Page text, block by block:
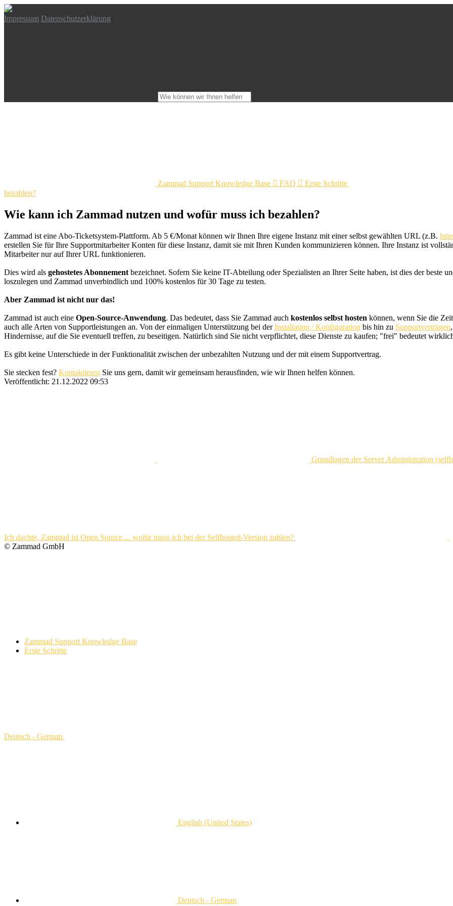
Impressum Datenschutzerklärung
Zammad Support Knowledge Base  FAQ  Erste Schritte
bezahlen?
Wie kann ich Zammad nutzen und wofür muss ich bezahlen?
Zammad ist eine Abo-Ticketsystem-Plattform. Ab 5 €/Monat können wir Ihnen Ihre eigene Instanz mit einer selbst gewählten URL (z.B.
erstellen Sie für Ihre Supportmitarbeiter Konten für diese Instanz, damit sie mit Ihren Kunden kommunizieren können. Ihre Instanz ist
Mitarbeiter nur auf Ihrer URL funktionieren.
Dies wird als gehostetes Abonnement bezeichnet. Sofern Sie keine IT-Abteilung oder Spezialisten an Ihrer Seite haben, ist dies der beste
loszulegen und Zammad unverbindlich und 100% kostenlos für 30 Tage zu testen.
Aber Zammad ist nicht nur das!
Zammad ist auch eine Open-Source-Anwendung. Das bedeutet, dass Sie Zammad auch kostenlos selbst hosten können, wenn Sie die
auch alle Arten von Supportleistungen an. Von der einmaligen Unterstützung bei derInstallation / Konfiguration bis hin zu Supportverträgen
Hindernisse, auf die Sie eventuell treffen, zu beseitigen. Natürlich sind Sie nicht verpflichtet, diese Dienste zu kaufen; "frei" bedeutet
Es gibt keine Unterschiede in der Funktionalität zwischen der unbezahlten Nutzung und der mit einem Supportvertrag.
Sie stecken fest? Kontaktieren Sie uns gern, damit wir gemeinsam herausfinden, wie wir Ihnen helfen können.
Veröffentlicht: 21.12.2022 09:53
Grundlagen der Server Administration
Ich dachte, Zammad ist Open Source ... wofür muss ich bei der Selfhosted-Version zahlen?
© Zammad GmbH
Zammad Support Knowledge Base
Erste Schritte
Deutsch - German
English (United States)
Deutsch - German